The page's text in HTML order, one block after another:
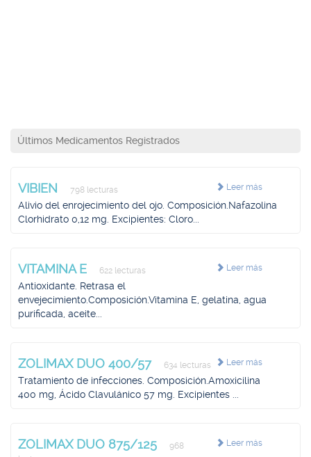
Últimos Medicamentos Registrados
Leer más
VIBIEN 798 lecturas
Alivio del enrojecimiento del ojo. Composición.Nafazolina
Clorhidrato 0,12 mg. Excipientes: Cloro...
Leer más
VITAMINA E 622 lecturas
Antioxidante. Retrasa el
envejecimiento.Composición.Vitamina E, gelatina, agua
purificada, aceite...
Leer más
ZOLIMAX DUO 400/57 634 lecturas
Tratamiento de infecciones. Composición.Amoxicilina
400 mg, Ácido Clavulánico 57 mg. Excipientes ...
Leer más
ZOLIMAX DUO 875/125
968